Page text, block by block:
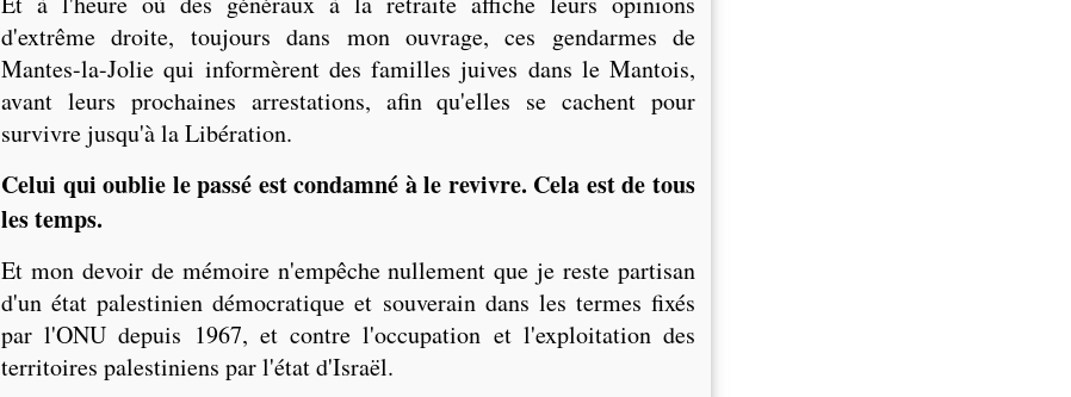
d'extrême droite, toujours dans mon ouvrage, ces gendarmes de
Mantes-la-Jolie qui informèrent des familles juives dans le Mantois,
avant leurs prochaines arrestations, afin qu'elles se cachent pour
survivre jusqu'à la Libération.
Celui qui oublie le passé est condamné à le revivre. Cela est de tous
les temps.
Et mon devoir de mémoire n'empêche nullement que je reste partisan
d'un état palestinien démocratique et souverain dans les termes fixés
par l'ONU depuis 1967, et contre l'occupation et l'exploitation des
territoires palestiniens par l'état d'Israël.